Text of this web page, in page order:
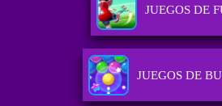
JUEGOS DE
JUEGOS DE